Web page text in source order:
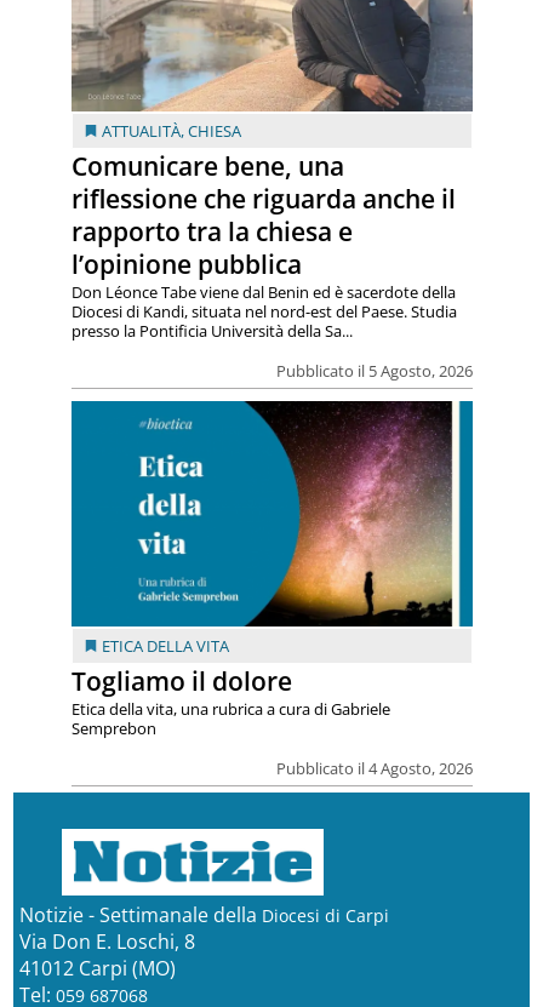
ATTUALITÀ,CHIESA
Comunicare bene, una
riflessione che riguarda anche il
rapporto tra la chiesa e
l’opinione pubblica
Pubblicato il 5 Agosto, 2026
Don Léonce Tabe viene dal Benin ed è sacerdote della
Diocesi di Kandi, situata nel nord-est del Paese. Studia
presso la Pontificia Università della Sa...
ETICA DELLA VITA
Togliamo il dolore
Pubblicato il 4 Agosto, 2026
Etica della vita, una rubrica a cura di Gabriele
Semprebon
Notizie - Settimanale della Diocesi di Carpi
Via Don E. Loschi, 8
41012 Carpi (MO)
Tel: 059 687068